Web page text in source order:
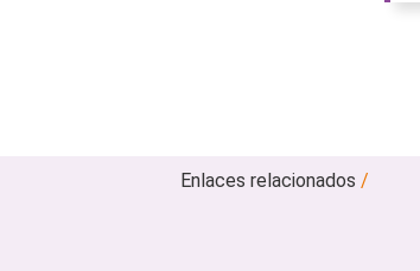
Enlaces relacionados/